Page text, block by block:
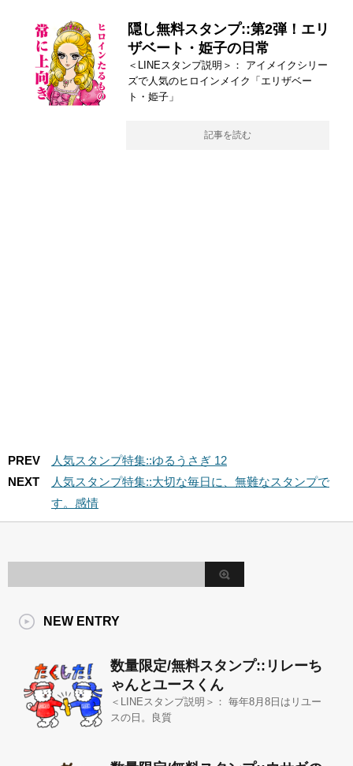
隠し無料スタンプ::第2弾！エリ
ザベート・姫子の日常
＜LINEスタンプ説明＞： アイメイクシリー
ズで人気のヒロインメイク「エリザベー
ト・姫子」
記事を読む
PREV
人気スタンプ特集::ゆるうさぎ 12
NEXT
人気スタンプ特集::大切な毎日に、無難なスタンプで
す。感情
NEW ENTRY
数量限定/無料スタンプ::リレーち
ゃんとユースくん
＜LINEスタンプ説明＞： 毎年8月8日はリユー
スの日。良質